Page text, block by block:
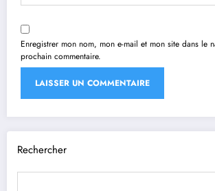
Enregistrer mon nom, mon e-mail et mon site dans le
prochain commentaire.
Rechercher